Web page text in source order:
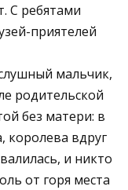
С ребятами
приятелей
мальчик,
родительской
без матери: в
королева вдруг
и никто
от горя места